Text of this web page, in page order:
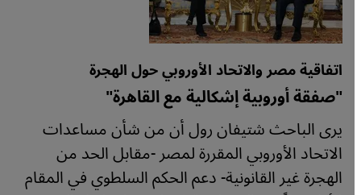
اتفاقية مصر والاتحاد الأوروبي حول الهجرة
"صفقة أوروبية إشكالية مع القاهرة"
يرى الباحث شتيفان رول أن من شأن مساعدات
الاتحاد الأوروبي المقررة لمصر -مقابل الحد من
الهجرة غير القانونية- دعم الحكم السلطوي في المقام